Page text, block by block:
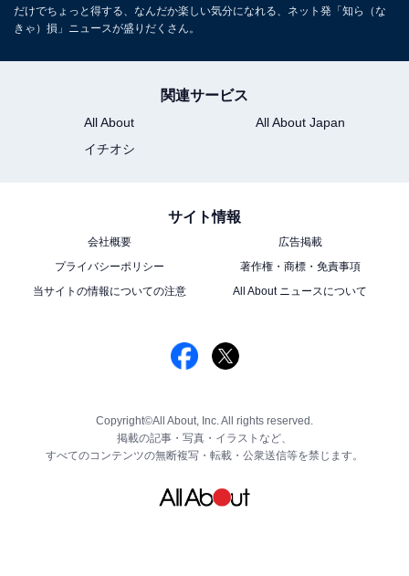
だけでちょっと得する、なんだか楽しい気分になれる、ネット発「知ら（な
きゃ）損」ニュースが盛りだくさん。
関連サービス
All About
All About Japan
イチオシ
サイト情報
会社概要
広告掲載
プライバシーポリシー
著作権・商標・免責事項
当サイトの情報についての注意
All About ニュースについて
Copyright©All About, Inc. All rights reserved.
掲載の記事・写真・イラストなど、
すべてのコンテンツの無断複写・転載・公衆送信等を禁じます。